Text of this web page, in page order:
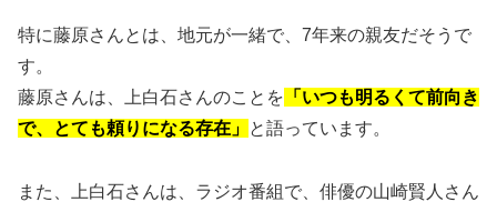
特に藤原さんとは、地元が一緒で、7年来の親友だそうで
す。
藤原さんは、上白石さんのことを 「いつも明るくて前向き
で、とても頼りになる存在」 と語っています。
また、上白石さんは、ラジオ番組で、俳優の山崎賢人さん